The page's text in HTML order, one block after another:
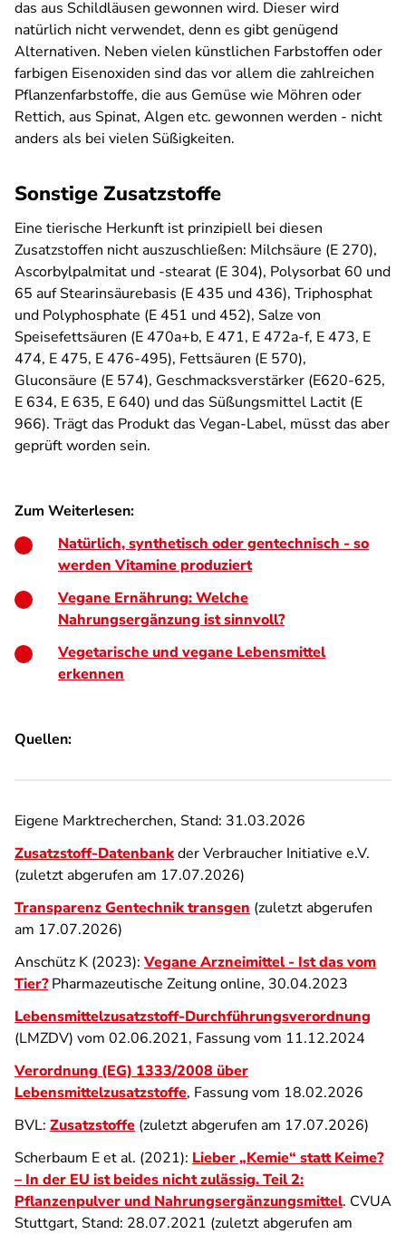
das aus Schildläusen gewonnen wird. Dieser wird
natürlich nicht verwendet, denn es gibt genügend
Alternativen. Neben vielen künstlichen Farbstoffen oder
farbigen Eisenoxiden sind das vor allem die zahlreichen
Pflanzenfarbstoffe, die aus Gemüse wie Möhren oder
Rettich, aus Spinat, Algen etc. gewonnen werden - nicht
anders als bei vielen Süßigkeiten.
Sonstige Zusatzstoffe
Eine tierische Herkunft ist prinzipiell bei diesen
Zusatzstoffen nicht auszuschließen: Milchsäure (E 270),
Ascorbylpalmitat und -stearat (E 304), Polysorbat 60 und
65 auf Stearinsäurebasis (E 435 und 436), Triphosphat
und Polyphosphate (E 451 und 452), Salze von
Speisefettsäuren (E 470a+b, E 471, E 472a-f, E 473, E
474, E 475, E 476-495), Fettsäuren (E 570),
Gluconsäure (E 574), Geschmacksverstärker (E620-625,
E 634, E 635, E 640) und das Süßungsmittel Lactit (E
966). Trägt das Produkt das Vegan-Label, müsst das aber
geprüft worden sein.
Zum Weiterlesen:
Natürlich, synthetisch oder gentechnisch - so
werden Vitamine produziert
Vegane Ernährung: Welche
Nahrungsergänzung ist sinnvoll?
Vegetarische und vegane Lebensmittel
erkennen
Quellen:
Eigene Marktrecherchen, Stand: 31.03.2026
Zusatzstoff-Datenbankder Verbraucher Initiative e.V.
(zuletzt abgerufen am 17.07.2026)
Transparenz Gentechnik transgen (zuletzt abgerufen
am 17.07.2026)
Anschütz K (2023): Vegane Arzneimittel - Ist das vom
Tier?Pharmazeutische Zeitung online, 30.04.2023
Lebensmittelzusatzstoff-Durchführungsverordnung
(LMZDV) vom 02.06.2021, Fassung vom 11.12.2024
Verordnung (EG) 1333/2008 über
Lebensmittelzusatzstoffe, Fassung vom 18.02.2026
BVL: Zusatzstoffe (zuletzt abgerufen am 17.07.2026)
Scherbaum E et al. (2021): Lieber „Kemie“ statt Keime?
– In der EU ist beides nicht zulässig. Teil 2:
Pflanzenpulver und Nahrungsergänzungsmittel. CVUA
Stuttgart, Stand: 28.07.2021 (zuletzt abgerufen am